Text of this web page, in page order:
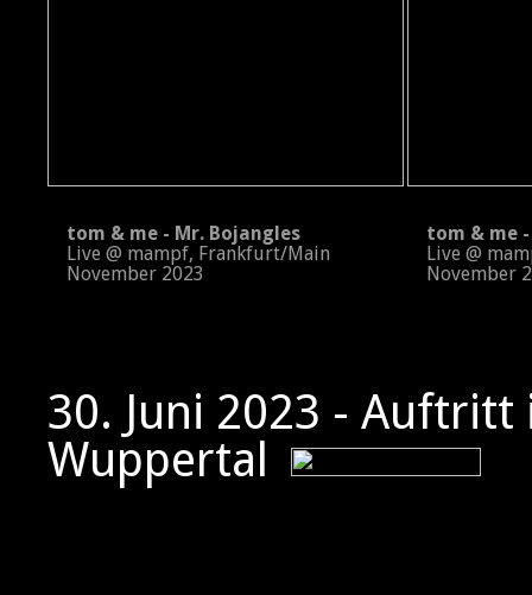
tom & me - Mr. Bojangles
Live @ mampf, Frankfurt/Main
November 2023
tom & me -
Live @
November
30. Juni 2023 -
Wuppertal